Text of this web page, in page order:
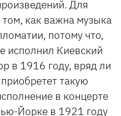
Для
том, как важна музыка
потому что,
исполнил Киевский
в 1916 году, вряд ли
такую
в концерте
Йорке в 1921 году